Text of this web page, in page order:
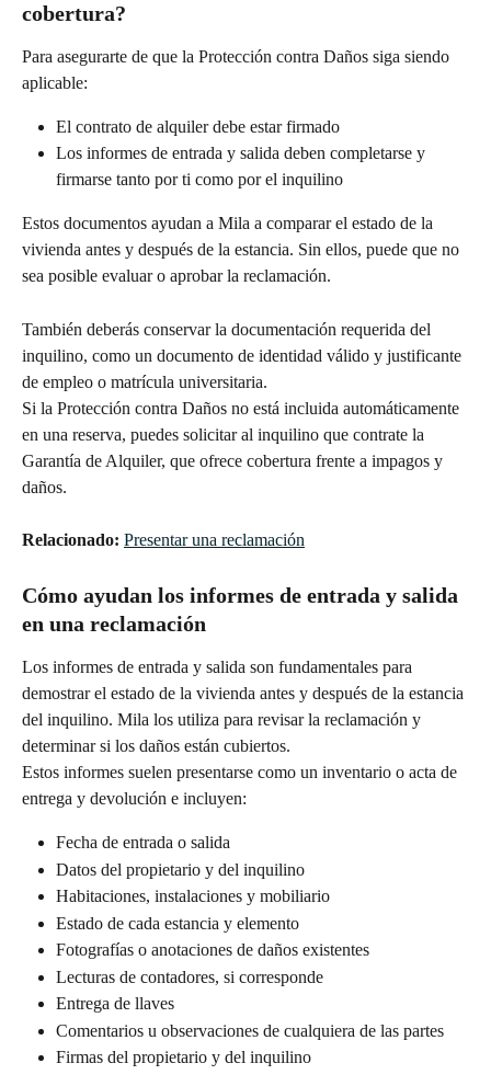
cobertura?
Para asegurarte de que la Protección contra Daños siga siendo
aplicable:
El contrato de alquiler debe estar firmado
Los informes de entrada y salida deben completarse y
firmarse tanto por ti como por el inquilino
Estos documentos ayudan a Mila a comparar el estado de la
vivienda antes y después de la estancia. Sin ellos, puede que no
sea posible evaluar o aprobar la reclamación.
También deberás conservar la documentación requerida del
inquilino, como un documento de identidad válido y justificante
de empleo o matrícula universitaria.
Si la Protección contra Daños no está incluida automáticamente
en una reserva, puedes solicitar al inquilino que contrate la
Garantía de Alquiler, que ofrece cobertura frente a impagos y
daños.
Relacionado: Presentar una reclamación
Cómo ayudan los informes de entrada y salida
en una reclamación
Los informes de entrada y salida son fundamentales para
demostrar el estado de la vivienda antes y después de la estancia
del inquilino. Mila los utiliza para revisar la reclamación y
determinar si los daños están cubiertos.
Estos informes suelen presentarse como un inventario o acta de
entrega y devolución e incluyen:
Fecha de entrada o salida
Datos del propietario y del inquilino
Habitaciones, instalaciones y mobiliario
Estado de cada estancia y elemento
Fotografías o anotaciones de daños existentes
Lecturas de contadores, si corresponde
Entrega de llaves
Comentarios u observaciones de cualquiera de las partes
Firmas del propietario y del inquilino